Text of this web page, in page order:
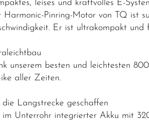
leises und kraftvolles E-
Harmonic-Pinring-Motor von TQ ist
Er ist ultrakompakt
unserem besten und leichtesten
aller Zeiten.
die Langstrecke geschaffen
im Unterrohr integrierter Akku mit